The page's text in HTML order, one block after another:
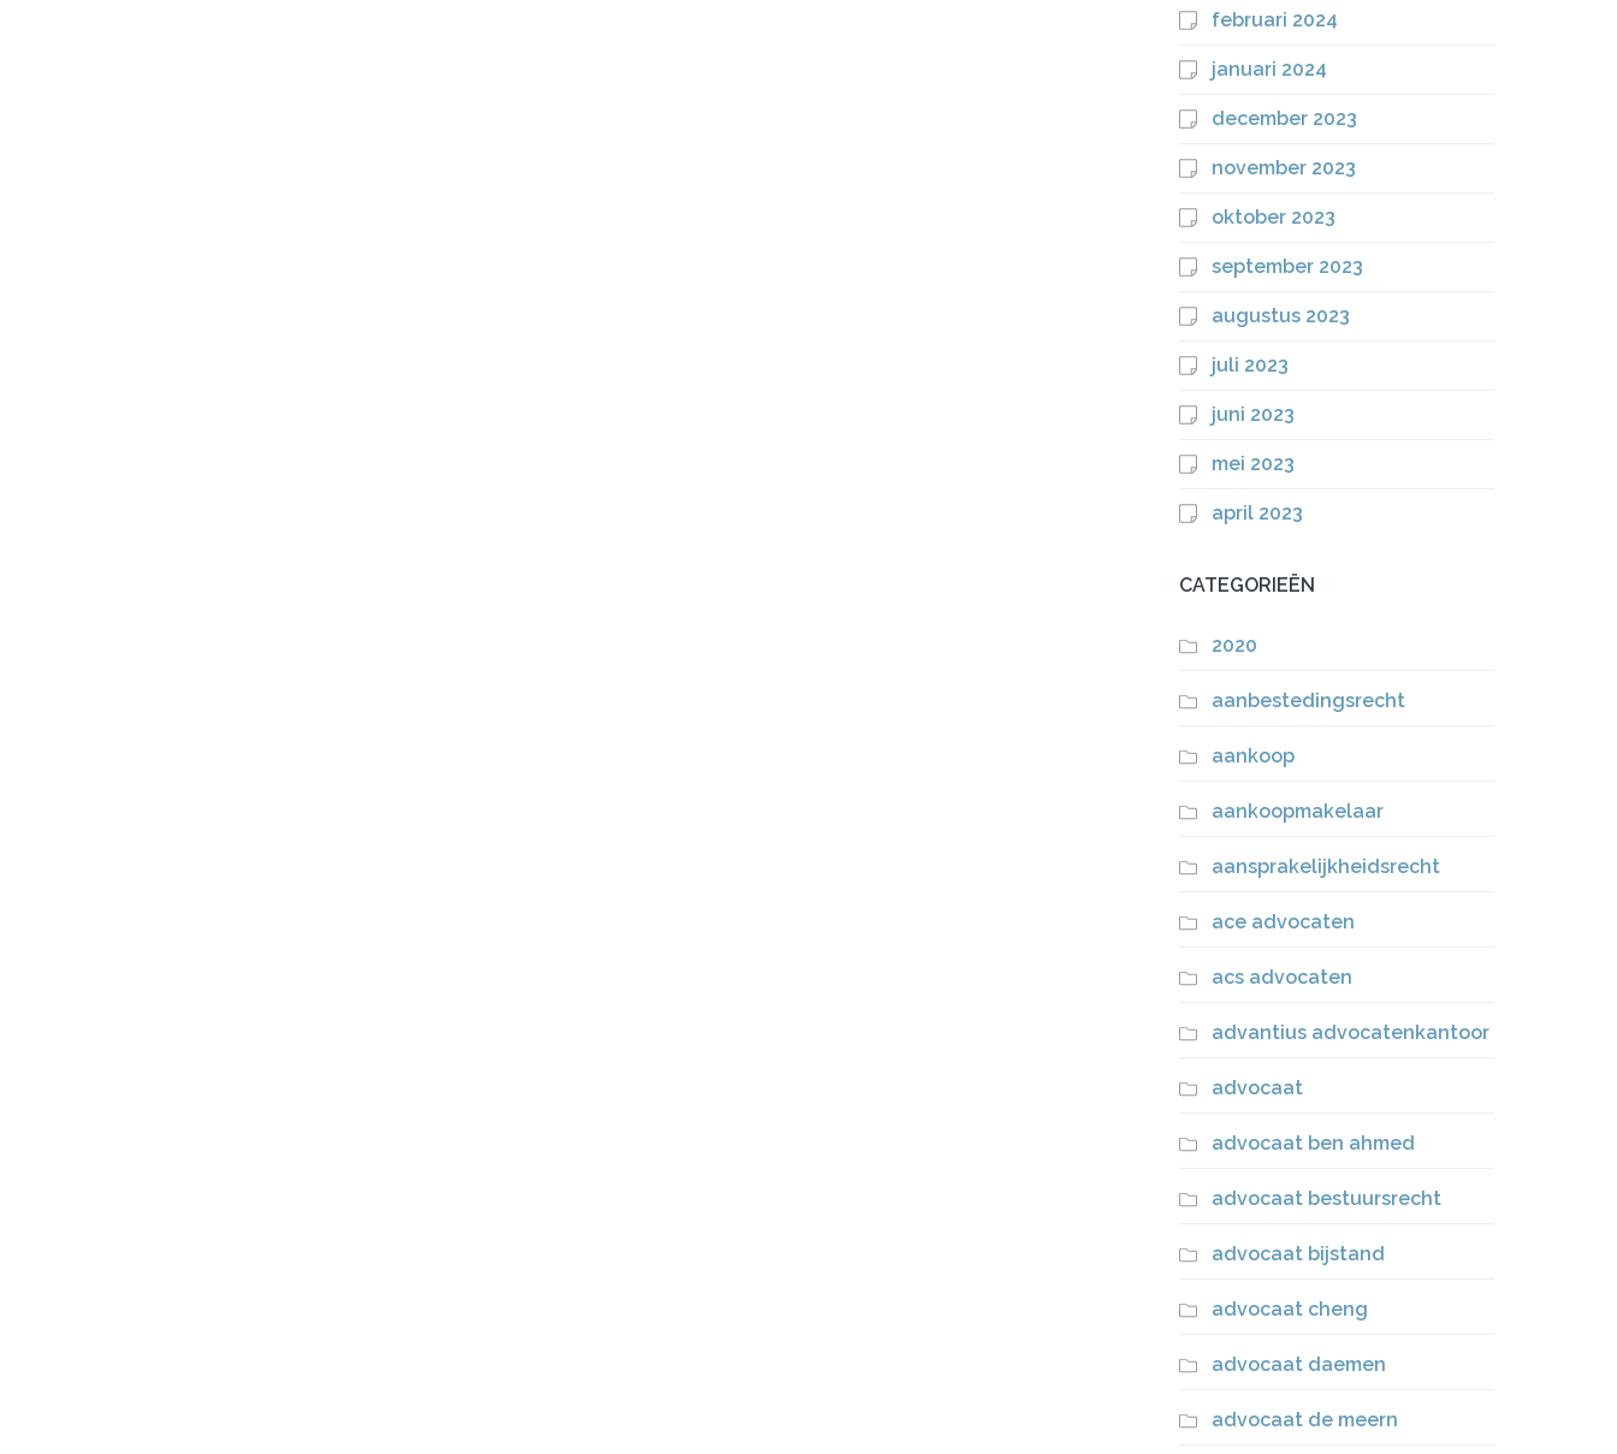
februari 2024
januari 2024
december 2023
november 2023
oktober 2023
september 2023
augustus 2023
juli 2023
juni 2023
mei 2023
april 2023
CATEGORIEËN
2020
aanbestedingsrecht
aankoop
aankoopmakelaar
aansprakelijkheidsrecht
ace advocaten
acs advocaten
advantius advocatenkantoor
advocaat
advocaat ben ahmed
advocaat bestuursrecht
advocaat bijstand
advocaat cheng
advocaat daemen
advocaat de meern